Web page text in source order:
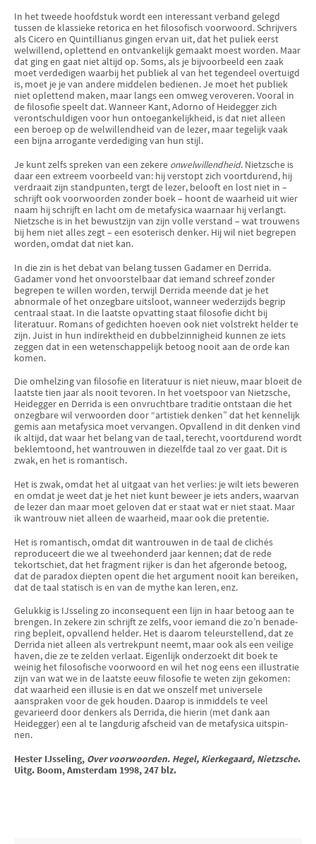
In het tweede hoofdstuk wordt een interessant verband gelegd
tussen de klassieke retorica en het filosofisch voorwoord. Schrijvers
als Cicero en Quintillianus gingen ervan uit, dat het puliek eerst
welwillend, oplettend en ontvankelijk gemaakt moest worden. Maar
dat ging en gaat niet altijd op. Soms, als je bijvoorbeeld een zaak
moet verdedigen waarbij het publiek al van het tegendeel overtuigd
is, moet je je van andere middelen bedienen. Je moet het publiek
niet oplettend maken, maar langs een omweg veroveren. Vooral in
de filosofie speelt dat. Wanneer Kant, Adorno of Heidegger zich
verontschuldigen voor hun ontoegankelijkheid, is dat niet alleen
een beroep op de welwillendheid van de lezer, maar tegelijk vaak
een bijna arrogante verdediging van hun stijl.
Je kunt zelfs spreken van een zekere onwelwillendheid. Nietzsche is
daar een extreem voorbeeld van: hij verstopt zich voortdurend, hij
verdraait zijn standpunten, tergt de lezer, belooft en lost niet in –
schrijft ook voorwoorden zonder boek – hoont de waarheid uit wier
naam hij schrijft en lacht om de metafysica waarnaar hij verlangt.
Nietzsche is in het bewustzijn van zijn volle verstand – wat trouwens
bij hem niet alles zegt – een esoterisch denker. Hij wil niet begrepen
worden, omdat dat niet kan.
In die zin is het debat van belang tussen Gadamer en Derrida.
Gadamer vond het onvoorstelbaar dat iemand schreef zonder
begrepen te willen worden, terwijl Derrida meende dat je het
abnormale of het onzegbare uitsloot, wanneer wederzijds begrip
centraal staat. In die laatste opvatting staat filosofie dicht bij
literatuur. Romans of gedichten hoeven ook niet volstrekt helder te
zijn. Juist in hun indirektheid en dubbelzinnigheid kunnen ze iets
zeggen dat in een wetenschappelijk betoog nooit aan de orde kan
komen.
Die omhelzing van filosofie en literatuur is niet nieuw, maar bloeit de
laatste tien jaar als nooit tevoren. In het voetspoor van Nietzsche,
Heidegger en Derrida is een onvruchtbare traditie ontstaan die het
onzegbare wil verwoorden door “artistiek denken” dat het kenne­lijk
gemis aan metafysica moet vervangen. Opvallend in dit denken vind
ik altijd, dat waar het belang van de taal, terecht, voortdurend wordt
beklemtoond, het wantrouwen in diezelfde taal zo ver gaat. Dit is
zwak, en het is romantisch.
Het is zwak, omdat het al uitgaat van het verlies: je wilt iets beweren
en omdat je weet dat je het niet kunt beweer je iets anders, waarvan
de lezer dan maar moet geloven dat er staat wat er niet staat. Maar
ik wantrouw niet alleen de waarheid, maar ook die pretentie.
Het is romantisch, omdat dit wantrouwen in de taal de clichés
reprodu­ceert die we al tweehonderd jaar kennen; dat de rede
tekort­schiet, dat het frag­ment rijker is dan het afgeronde betoog,
dat de paradox diepten opent die het argument nooit kan bereiken,
dat de taal statisch is en van de mythe kan leren, enz.
Gelukkig is IJsseling zo inconsequent een lijn in haar betoog aan te
brengen. In zekere zin schrijft ze zelfs, voor iemand die zo’n benade­
ring bepleit, opvallend helder. Het is daarom teleurstellend, dat ze
Derrida niet alleen als vertrekpunt neemt, maar ook als een veilige
haven, die ze te zelden verlaat. Eigenlijk onderzoekt dit boek te
weinig het filosofi­sche voorwoord en wil het nog eens een illustratie
zijn van wat we in de laatste eeuw filoso­fie te weten zijn gekomen:
dat waarheid een illusie is en dat we onszelf met universele
aanspraken voor de gek houden. Daarop is inmiddels te veel
gevarieerd door denkers als Derrida, die hierin (met dank aan
Heidegger) een al te langdurig af­scheid van de metafysi­ca uitspin­
nen.
Hester IJsseling, Over voorwoorden. Hegel, Kierkegaard, Nietzsche.
Uitg. Boom, Amsterdam 1998, 247 blz.